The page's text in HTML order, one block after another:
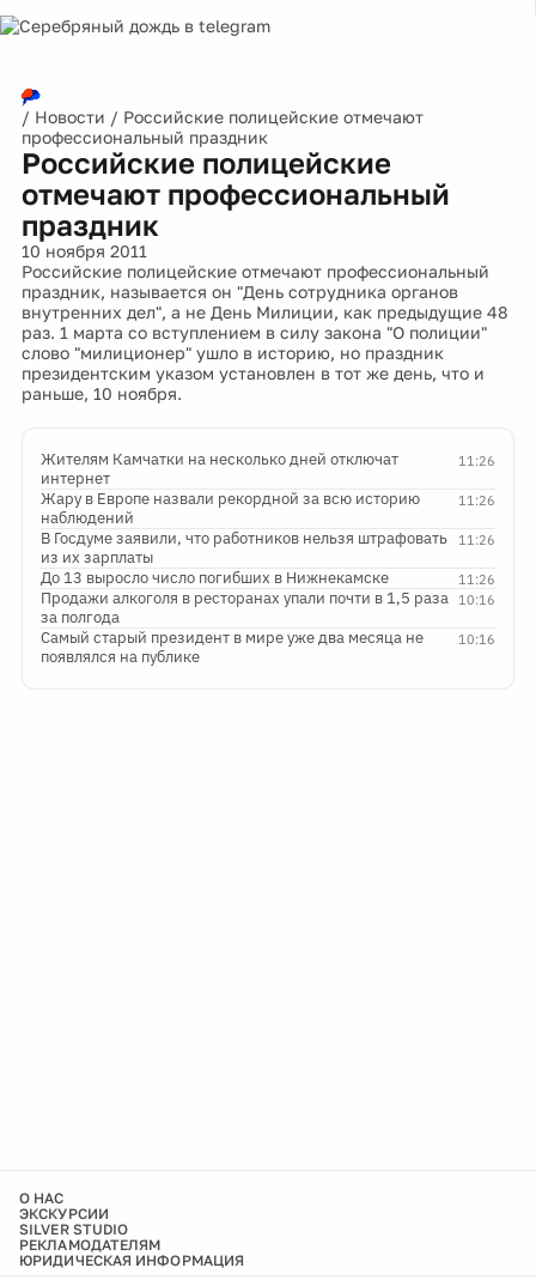
/ Новости / Российские полицейские отмечают
профессиональный праздник
Российские полицейские
отмечают профессиональный
праздник
10 ноября 2011
Российские полицейские отмечают профессиональный
праздник, называется он "День сотрудника органов
внутренних дел", а не День Милиции, как предыдущие 48
раз. 1 марта со вступлением в силу закона "О полиции"
слово "милиционер" ушло в историю, но праздник
президентским указом установлен в тот же день, что и
раньше, 10 ноября.
11:26
Жителям Камчатки на несколько дней отключат
интернет
11:26
Жару в Европе назвали рекордной за всю историю
наблюдений
11:26
В Госдуме заявили, что работников нельзя штрафовать
из их зарплаты
11:26
До 13 выросло число погибших в Нижнекамске
10:16
Продажи алкоголя в ресторанах упали почти в 1,5 раза
за полгода
10:16
Самый старый президент в мире уже два месяца не
появлялся на публике
О НАС
ЭКСКУРСИИ
SILVER STUDIO
РЕКЛАМОДАТЕЛЯМ
ЮРИДИЧЕСКАЯ ИНФОРМАЦИЯ